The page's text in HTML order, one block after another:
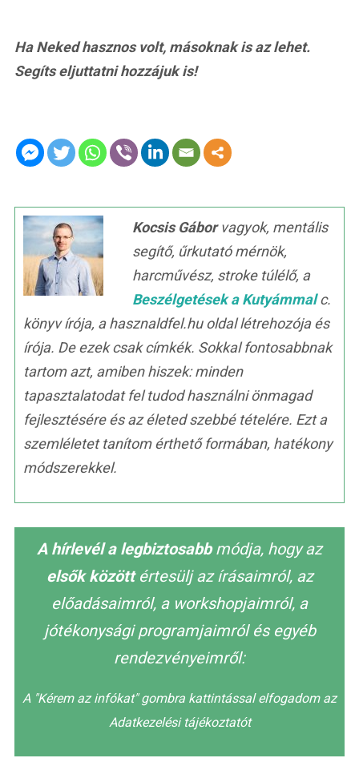
Ha Neked hasznos volt, másoknak is az lehet.
Segíts eljuttatni hozzájuk is!
Kocsis Gáborvagyok, mentális
segítő, űrkutató mérnök,
harcművész, stroke túlélő, a
Beszélgetések a Kutyámmalc.
könyv írója, a hasznaldfel.hu oldal létrehozója és
írója. De ezek csak címkék. Sokkal fontosabbnak
tartom azt, amiben hiszek: minden
tapasztalatodat fel tudod használni önmagad
fejlesztésére és az életed szebbé tételére. Ezt a
szemléletet tanítom érthető formában, hatékony
módszerekkel.
A hírlevél a legbiztosabbmódja, hogy az
elsők közöttértesülj az írásaimról, az
előadásaimról, a workshopjaimról, a
jótékonysági programjaimról és egyéb
rendezvényeimről:
A "Kérem az infókat" gombra kattintással elfogadom az
Adatkezelési tájékoztatót